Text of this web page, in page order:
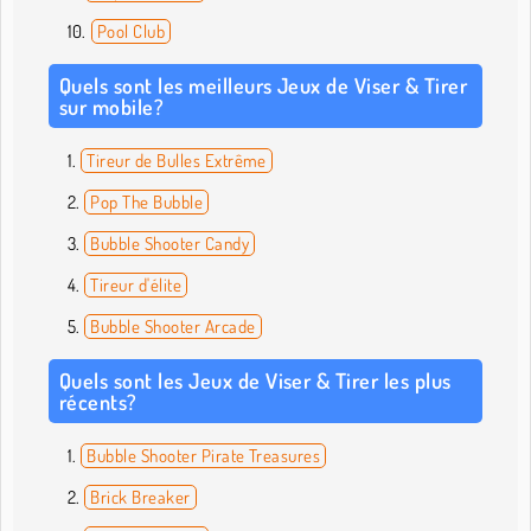
Pool Club
Quels sont les meilleurs Jeux de Viser & Tirer
sur mobile?
Tireur de Bulles Extrême
Pop The Bubble
Bubble Shooter Candy
Tireur d'élite
Bubble Shooter Arcade
Quels sont les Jeux de Viser & Tirer les plus
récents?
Bubble Shooter Pirate Treasures
Brick Breaker